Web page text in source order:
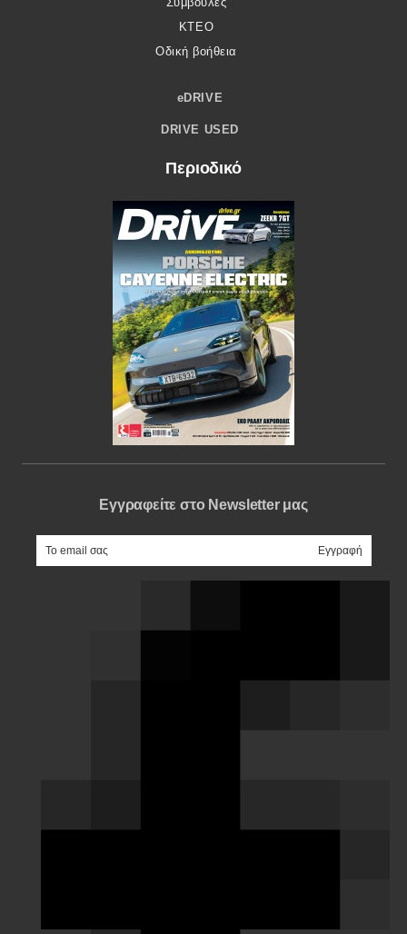
ΚΤΕΟ
Οδική βοήθεια
eDRIVE
DRIVE USED
Περιοδικό
Εγγραφείτε στο Newsletter μας
e-mail